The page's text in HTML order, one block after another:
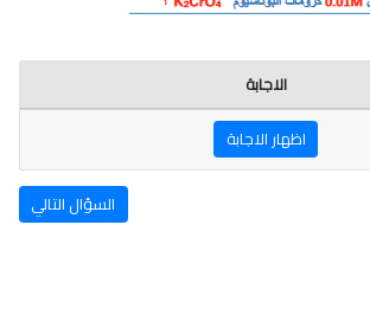
الاجابة
اظهار الاجابة
السؤال التالي